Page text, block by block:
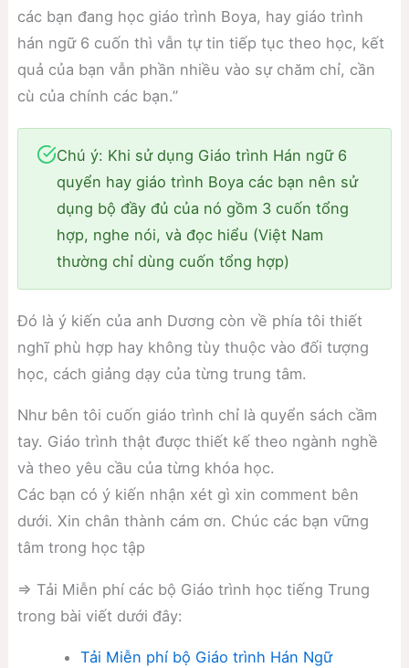
các bạn đang học giáo trình Boya, hay giáo trình
hán ngữ 6 cuốn thì vẫn tự tin tiếp tục theo học, kết
quả của bạn vẫn phần nhiều vào sự chăm chỉ, cần
cù của chính các bạn.”
Chú ý: Khi sử dụng Giáo trình Hán ngữ 6
quyển hay giáo trình Boya các bạn nên sử
dụng bộ đầy đủ của nó gồm 3 cuốn tổng
hợp, nghe nói, và đọc hiểu (Việt Nam
thường chỉ dùng cuốn tổng hợp)
Đó là ý kiến của anh Dương còn về phía tôi thiết
nghĩ phù hợp hay không tùy thuộc vào đối tượng
học, cách giảng dạy của từng trung tâm.
Như bên tôi cuốn giáo trình chỉ là quyển sách cầm
tay. Giáo trình thật được thiết kế theo ngành nghề
và theo yêu cầu của từng khóa học.
Các bạn có ý kiến nhận xét gì xin comment bên
dưới. Xin chân thành cám ơn. Chúc các bạn vững
tâm trong học tập
⇒ Tải Miễn phí các bộ Giáo trình học tiếng Trung
trong bài viết dưới đây:
Tải Miễn phí bộ Giáo trình Hán Ngữ